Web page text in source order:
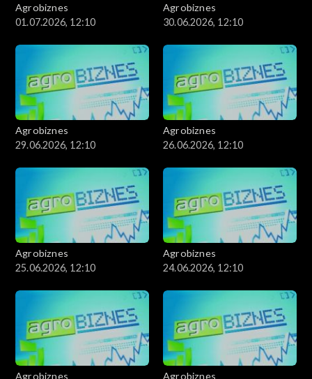
Agrobiznes
01.07.2026, 12:10
Agrobiznes
30.06.2026, 12:10
Agrobiznes
29.06.2026, 12:10
Agrobiznes
26.06.2026, 12:10
Agrobiznes
25.06.2026, 12:10
Agrobiznes
24.06.2026, 12:10
Agrobiznes Agrobiznes